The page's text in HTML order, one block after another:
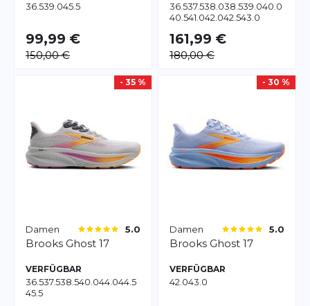
36.539.045.5
99,99 €
150,00 €
36.537.538.038.539.040.0
40.541.042.042.543.0
161,99 €
180,00 €
- 35 %
Damen 5.0
Brooks Ghost 17
VERFÜGBAR
36.537.538.540.044.044.5
45.5
- 30 %
Damen 5.0
Brooks Ghost 17
VERFÜGBAR
42.043.0